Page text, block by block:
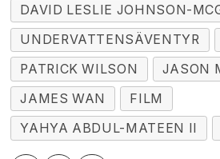
DAVID LESLIE JOHNSON-
UNDERVATTENSÄVENTYR
PATRICK WILSON
JASON
JAMES WAN
FILM
YAHYA ABDUL-MATEEN II